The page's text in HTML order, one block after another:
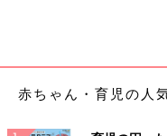
赤ちゃん・育児の人